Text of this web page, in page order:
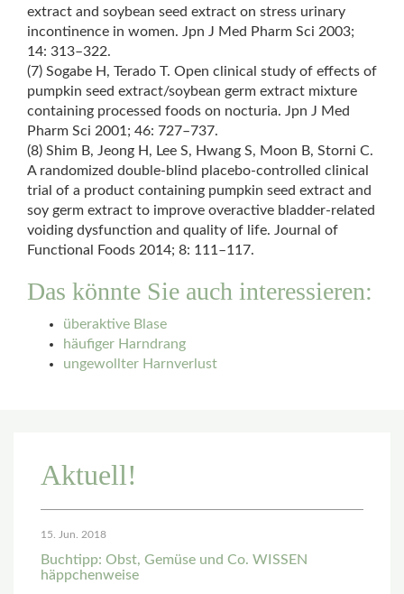
extract and soybean seed extract on stress urinary
incontinence in women. Jpn J Med Pharm Sci 2003;
14: 313–322.
(7) Sogabe H, Terado T. Open clinical study of effects of
pumpkin seed extract/soybean germ extract mixture
containing processed foods on nocturia. Jpn J Med
Pharm Sci 2001; 46: 727–737.
(8) Shim B, Jeong H, Lee S, Hwang S, Moon B, Storni C.
A randomized double-blind placebo-controlled clinical
trial of a product containing pumpkin seed extract and
soy germ extract to improve overactive bladder-related
voiding dysfunction and quality of life. Journal of
Functional Foods 2014; 8: 111–117.
Das könnte Sie auch interessieren:
überaktive Blase
häufiger Harndrang
ungewollter Harnverlust
Aktuell!
15. Jun. 2018
Buchtipp: Obst, Gemüse und Co. WISSEN
häppchenweise